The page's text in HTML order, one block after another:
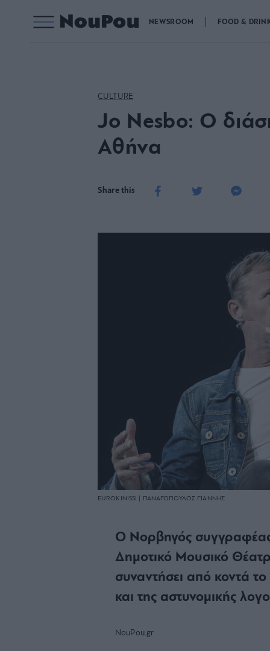
NEWSROOM FOOD &
CULTURE
Jo Nesbo: Ο
Αθήνα
Share this
EUROKINISSI | ΠΑΝΑΓΟΠΟΥΛΟΣ ΓΙΑΝΝΗΣ
O Νορβηγός
Δημοτικό Μουσικό
συναντήσει από κοντά
και της αστυνομικής
NouPou.gr